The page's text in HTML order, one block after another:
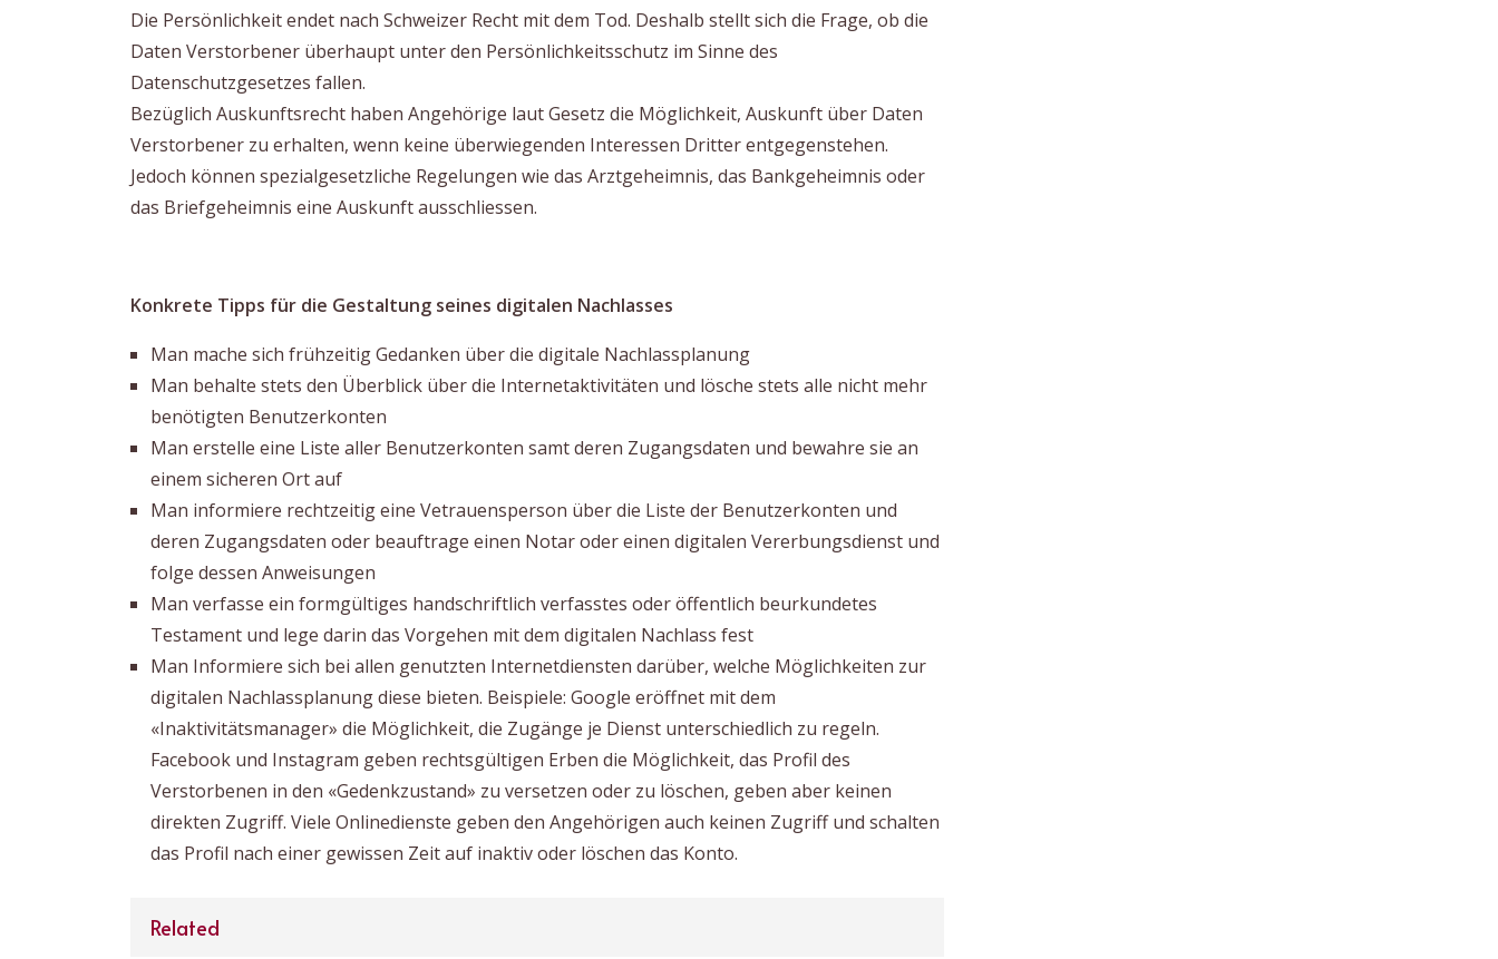
Die Persönlichkeit endet nach Schweizer Recht mit dem Tod. Deshalb stellt sich die Frage, ob die
Daten Verstorbener überhaupt unter den Persönlichkeitsschutz im Sinne des
Datenschutzgesetzes fallen.
Bezüglich Auskunftsrecht haben Angehörige laut Gesetz die Möglichkeit, Auskunft über Daten
Verstorbener zu erhalten, wenn keine überwiegenden Interessen Dritter entgegenstehen.
Jedoch können spezialgesetzliche Regelungen wie das Arztgeheimnis, das Bankgeheimnis oder
das Briefgeheimnis eine Auskunft ausschliessen.
Konkrete Tipps für die Gestaltung seines digitalen Nachlasses
Man mache sich frühzeitig Gedanken über die digitale Nachlassplanung
Man behalte stets den Überblick über die Internetaktivitäten und lösche stets alle nicht mehr
benötigten Benutzerkonten
Man erstelle eine Liste aller Benutzerkonten samt deren Zugangsdaten und bewahre sie an
einem sicheren Ort auf
Man informiere rechtzeitig eine Vetrauensperson über die Liste der Benutzerkonten und
deren Zugangsdaten oder beauftrage einen Notar oder einen digitalen Vererbungsdienst und
folge dessen Anweisungen
Man verfasse ein formgültiges handschriftlich verfasstes oder öffentlich beurkundetes
Testament und lege darin das Vorgehen mit dem digitalen Nachlass fest
Man Informiere sich bei allen genutzten Internetdiensten darüber, welche Möglichkeiten zur
digitalen Nachlassplanung diese bieten. Beispiele: Google eröffnet mit dem
«Inaktivitätsmanager» die Möglichkeit, die Zugänge je Dienst unterschiedlich zu regeln.
Facebook und Instagram geben rechtsgültigen Erben die Möglichkeit, das Profil des
Verstorbenen in den «Gedenkzustand» zu versetzen oder zu löschen, geben aber keinen
direkten Zugriff. Viele Onlinedienste geben den Angehörigen auch keinen Zugriff und schalten
das Profil nach einer gewissen Zeit auf inaktiv oder löschen das Konto.
Related